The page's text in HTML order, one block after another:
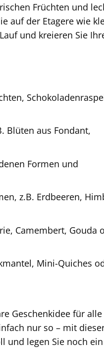
Früchten und
auf der Etagere wie
und kreieren Sie
Blüten aus Fondant,
Formen und
z.B. Erdbeeren,
Camembert, Gouda
Mini-Quiches
Geschenkidee für
nur so – mit
und legen Sie noch